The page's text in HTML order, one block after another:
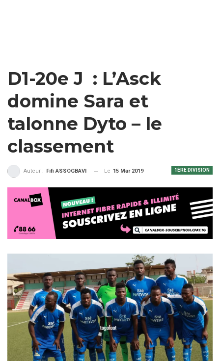
D1-20e J : L’Asck
domine Sara et
talonne Dyto – le
classement
1ÈRE DIVISION
Auteur : Fifi ASSOGBAVI Le 15 Mar 2019